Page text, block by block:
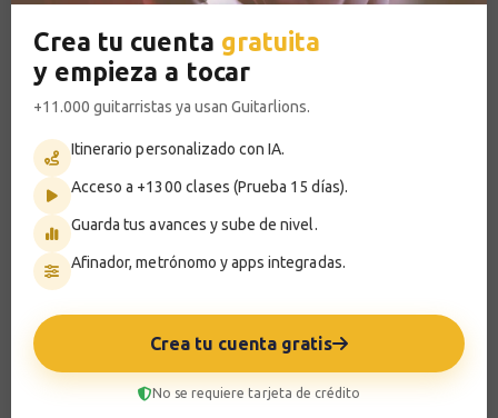
JazzRepertorioMelodíasBaladasDuke EllingtonBest of Jazz
Honeysuckle Rose Avanzado
Guitarra Jazz Vol.2· 6:44
Melodía Perfeccionamiento
Best Of Jazz - Have You Met Miss Jones
Jazz RepertorioMelodíasBest of Jazz
Melodía
Best of Jazz - Stella by Starlight· 2:14
Melodías
Crea tu cuenta gratuita
y empieza a tocar
+11.000 guitarristas ya usan Guitarlions.
Itinerario personalizado con IA.
Acceso a +1300 clases (Prueba 15 días).
Guarda tus avances y sube de nivel.
Afinador, metrónomo y apps integradas.
Crea tu cuenta gratis
No se requiere tarjeta de crédito